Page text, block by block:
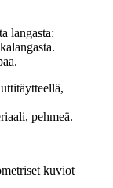
langasta:
pehmeä.